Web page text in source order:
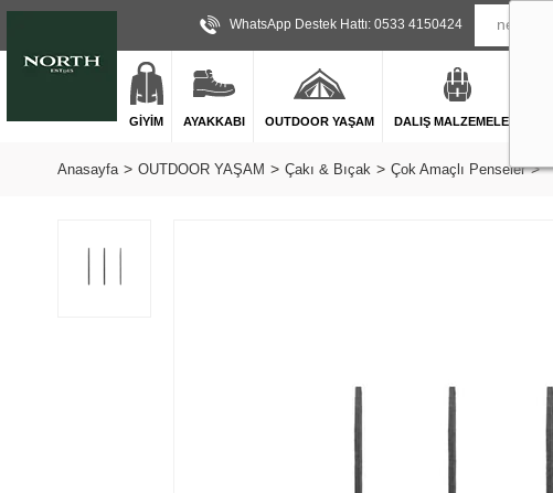
WhatsApp Destek Hattı: 0533 4150424
GİYİM AYAKKABI OUTDOOR YAŞAM DALIŞ MALZEMELERİ
Anasayfa OUTDOOR YAŞAM Çakı & Bıçak Çok Amaçlı Penseler